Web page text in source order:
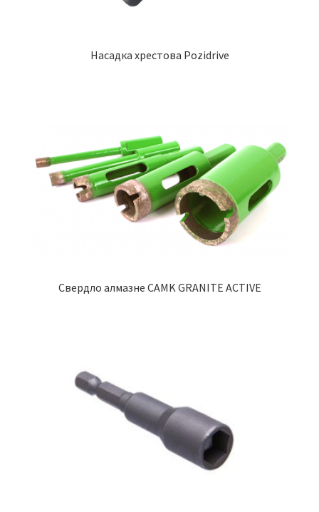
Насадка хрестова Pozidrive
Свердло алмазне CAMK GRANITE ACTIVE